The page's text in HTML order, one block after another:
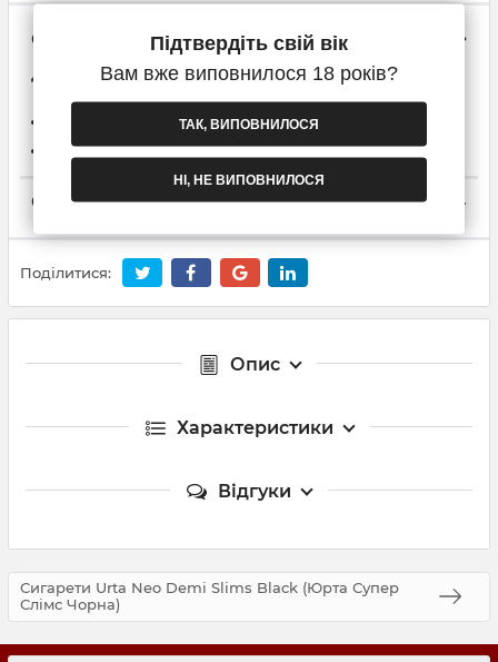
Способи доставки
Доставка при замовленні від 2-х блоків
Самовивіз з Нової пошти
Кур'єр Нової Пошти
Способи оплати
Поділитися:
Опис
Характеристики
Відгуки
Сигарети Urta Neo Demi Slims Black (Юрта Супер
Слімс Чорна)
Підтвердіть свій вік
Вам вже виповнилося 18 років?
ТАК, ВИПОВНИЛОСЯ
НІ, НЕ ВИПОВНИЛОСЯ